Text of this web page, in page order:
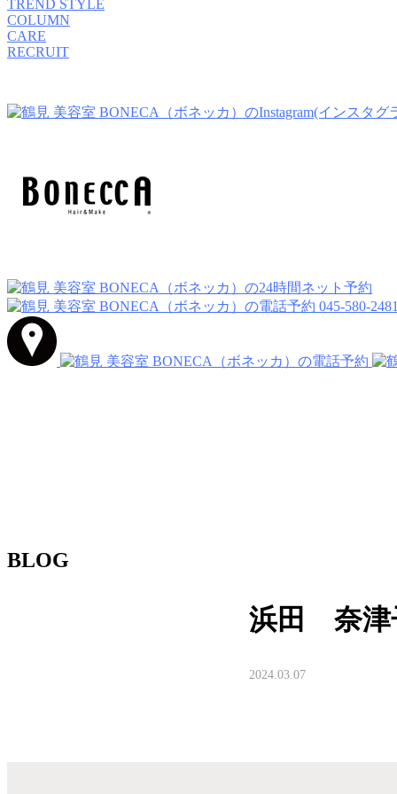
TREND STYLE
COLUMN
CARE
RECRUIT
045-580-
BLOG
浜田 奈津
2024.03.07